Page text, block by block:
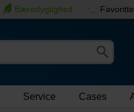
Bæredygtighed
Service Cases